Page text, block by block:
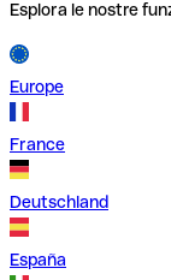
Esplora le nostre
Europe
France
Deutschland
España